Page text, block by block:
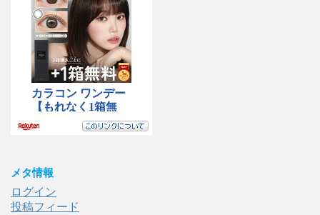
メタ情報
ログイン
投稿フィード